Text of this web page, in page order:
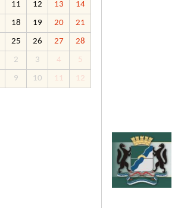
11 12 13 14
18 19 20 21
25 26 27 28
2 3 4 5
9 10 11 12